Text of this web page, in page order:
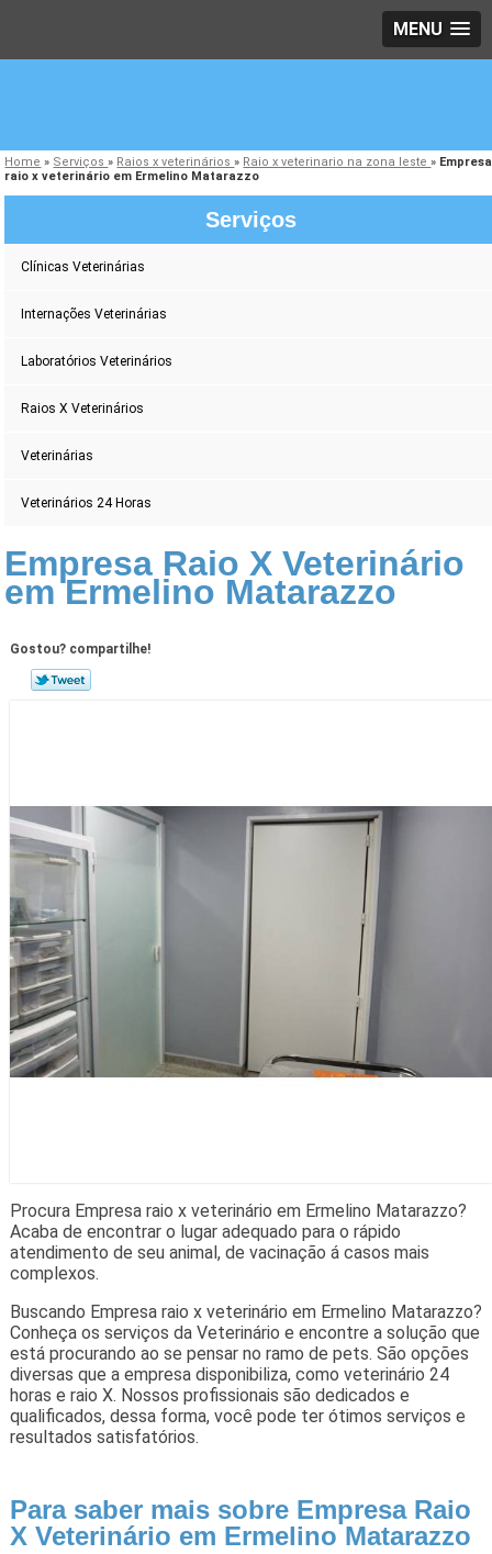
MENU
Home » Serviços» Raios x veterinários» Raio x veterinario na zona leste» Empresa
raio x veterinário em Ermelino Matarazzo
Serviços
Clínicas Veterinárias
Internações Veterinárias
Laboratórios Veterinários
Raios X Veterinários
Veterinárias
Veterinários 24 Horas
Empresa Raio X Veterinário
em Ermelino Matarazzo
Gostou? compartilhe!
Procura Empresa raio x veterinário em Ermelino Matarazzo?
Acaba de encontrar o lugar adequado para o rápido
atendimento de seu animal, de vacinação á casos mais
complexos.
Buscando Empresa raio x veterinário em Ermelino Matarazzo?
Conheça os serviços da Veterinário e encontre a solução que
está procurando ao se pensar no ramo de pets. São opções
diversas que a empresa disponibiliza, como veterinário 24
horas e raio X. Nossos profissionais são dedicados e
qualificados, dessa forma, você pode ter ótimos serviços e
resultados satisfatórios.
Para saber mais sobre Empresa Raio
X Veterinário em Ermelino Matarazzo